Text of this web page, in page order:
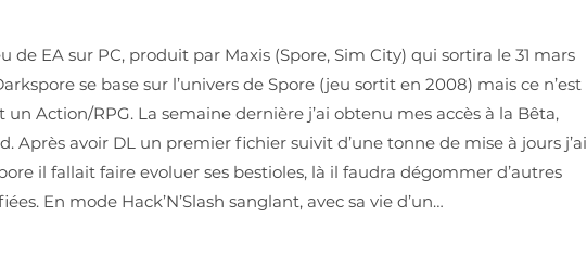
de EA sur PC, produit par Maxis (Spore, Sim City) qui sortira le 31 mars
se base sur l’univers de Spore (jeu sortit en 2008) mais ce n’est
Action/RPG. La semaine dernière j’ai obtenu mes accès à la Bêta,
Après avoir DL un premier fichier suivit d’une tonne de mise à jours j’ai
il fallait faire evoluer ses bestioles, là il faudra dégommer d’autres
En mode Hack’N’Slash sanglant, avec sa vie d’un…